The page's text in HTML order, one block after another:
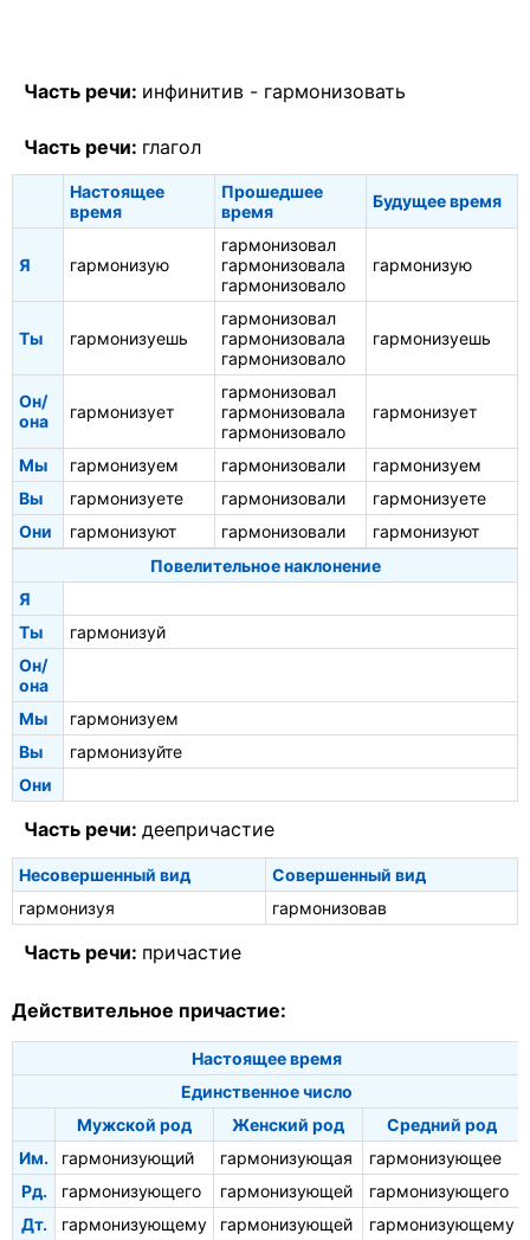
Часть речи: инфинитив - гармонизовать
Часть речи: глагол
Настоящее
время
Прошедшее
время
Будущее время
Я гармонизую
гармонизовал
гармонизовала
гармонизовало
гармонизую
Ты гармонизуешь
гармонизовал
гармонизовала
гармонизовало
гармонизуешь
Он/
она
гармонизует
гармонизовал
гармонизовала
гармонизовало
гармонизует
Мы гармонизуем гармонизовали
гармонизуем
Вы
гармонизуете гармонизовали
гармонизуете
Они
гармонизуют гармонизовали
гармонизуют
Повелительное наклонение
Я
Ты
гармонизуй
Он/
она
Мы
гармонизуем
Вы
гармонизуйте
Они
Часть речи: деепричастие
Несовершенный вид
Совершенный вид
гармонизуя
гармонизовав
Часть речи: причастие
Действительное причастие:
Настоящее время
Единственное число
Мужской род
Женский род
Средний род
Им.
гармонизующий гармонизующая
гармонизующее
Рд.
гармонизующего гармонизующей
гармонизующего
Дт.
гармонизующему гармонизующей гармонизующему